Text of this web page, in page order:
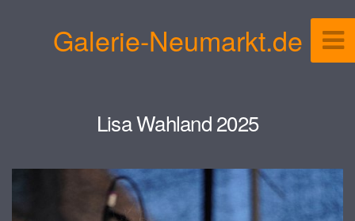
Galerie-Neumarkt.de
Lisa Wahland 2025